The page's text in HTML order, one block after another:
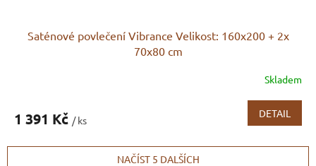
Saténové povlečení Vibrance Velikost: 160x200 + 2x
70x80 cm
Skladem
1 391 Kč / ks
DETAIL
NAČÍST 5 DALŠÍCH